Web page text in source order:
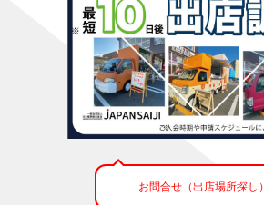
お問合せ（出店場所探し）